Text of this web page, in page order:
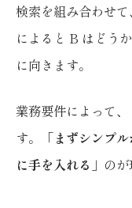
検索を組み合わせ
によると B はどう
に向きます。
業務要件によって
す。「まずシンプ
に手を入れる 」の